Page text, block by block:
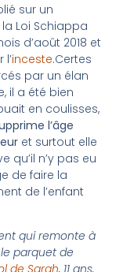
sur un
Loi Schiappa
d’août 2018 et
inceste.Certes
par un élan
il a été bien
en coulisses,
l’âge
et surtout elle
qu’il n’y pas eu
de faire la
de l’enfant
qui remonte à
le parquet de
de Sarah, 11 ans.